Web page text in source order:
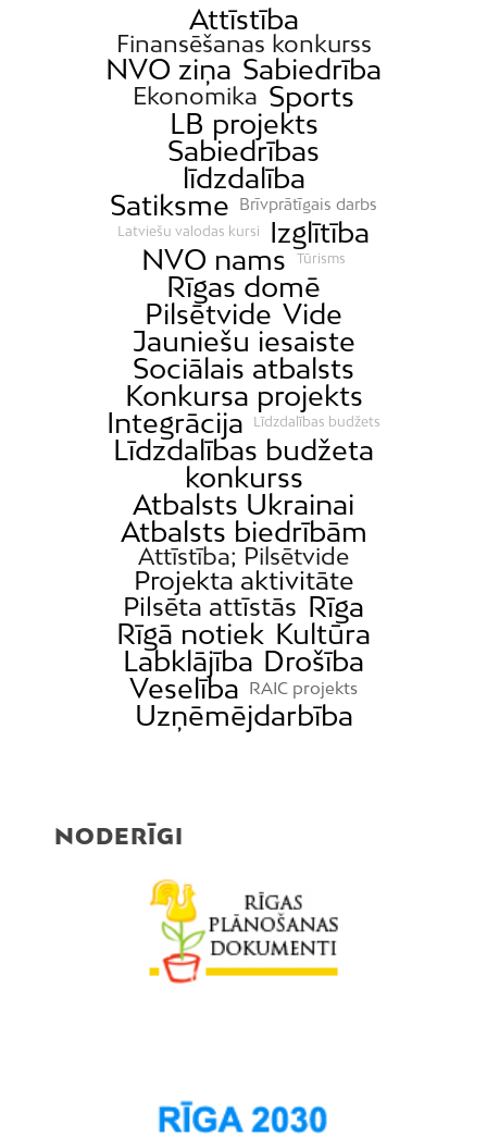
Attīstība
Finansēšanas konkurss
NVO ziņa Sabiedrība
Ekonomika Sports
LB projekts
Sabiedrības
līdzdalība
Satiksme
Brīvprātīgais darbs
Latviešu valodas kursi
Izglītība
NVO nams
Tūrisms
Rīgas domē
Pilsētvide Vide
Jauniešu iesaiste
Sociālais atbalsts
Konkursa projekts
Integrācija
Līdzdalības budžets
Līdzdalības budžeta
konkurss
Atbalsts Ukrainai
Atbalsts biedrībām
Attīstība; Pilsētvide
Projekta aktivitāte
Pilsēta attīstās Rīga
Rīgā notiek Kultūra
Labklājība Drošība
Veselība
RAIC projekts
Uzņēmējdarbība
NODERĪGI